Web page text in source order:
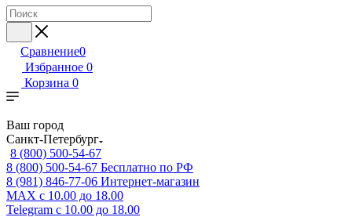
Сравнение0
Избранное 0
Корзина 0
Ваш город
Санкт-Петербург
8 (800) 500-54-67
8 (800) 500-54-67 Бесплатно по РФ
8 (981) 846-77-06 Интернет-магазин
MAX с 10.00 до 18.00
Telegram с 10.00 до 18.00